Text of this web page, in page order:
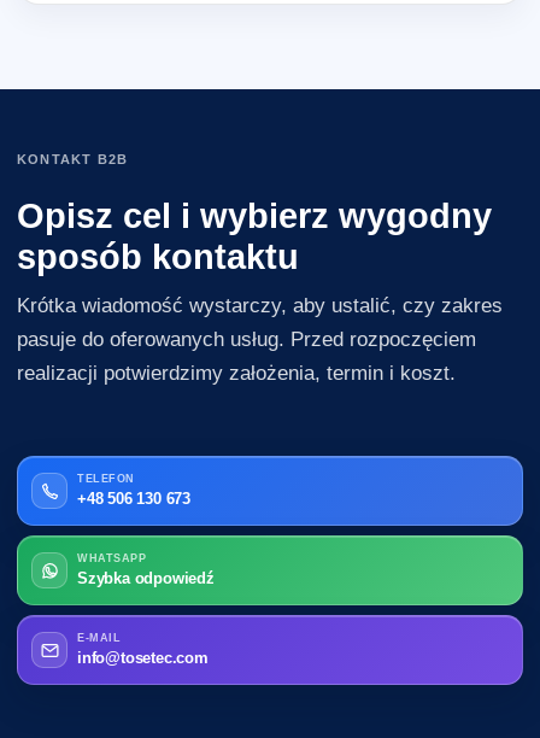
KONTAKT B2B
Opisz cel i wybierz wygodny
sposób kontaktu
Krótka wiadomość wystarczy, aby ustalić, czy zakres
pasuje do oferowanych usług. Przed rozpoczęciem
realizacji potwierdzimy założenia, termin i koszt.
TELEFON
+48 506 130 673
WHATSAPP
Szybka odpowiedź
E-MAIL
info@tosetec.com